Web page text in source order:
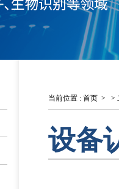
当前位置 : 首页 > >
设备